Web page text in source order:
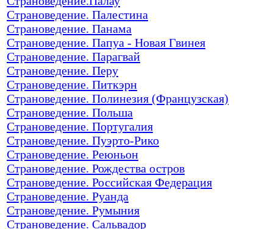
Страноведение. Палестина
Страноведение. Панама
Страноведение. Папуа - Новая Гвинея
Страноведение. Парагвай
Страноведение. Перу
Страноведение. Питкэрн
Страноведение. Полинезия (Французская)
Страноведение. Польша
Страноведение. Португалия
Страноведение. Пуэрто-Рико
Страноведение. Реюньон
Страноведение. Рождества остров
Страноведение. Российская Федерация
Страноведение. Руанда
Страноведение. Румыния
Страноведение. Сальвадор